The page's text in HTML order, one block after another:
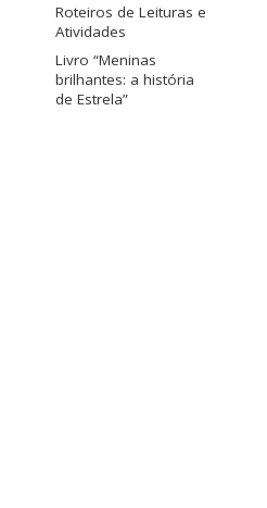
Roteiros de Leituras e
Atividades
Livro “Meninas
brilhantes: a história
de Estrela”